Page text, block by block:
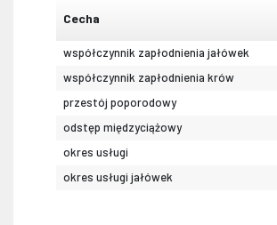
Cecha
współczynnik zapłodnienia jałówek
współczynnik zapłodnienia krów
przestój poporodowy
odstęp międzyciążowy
okres usługi
okres usługi jałówek